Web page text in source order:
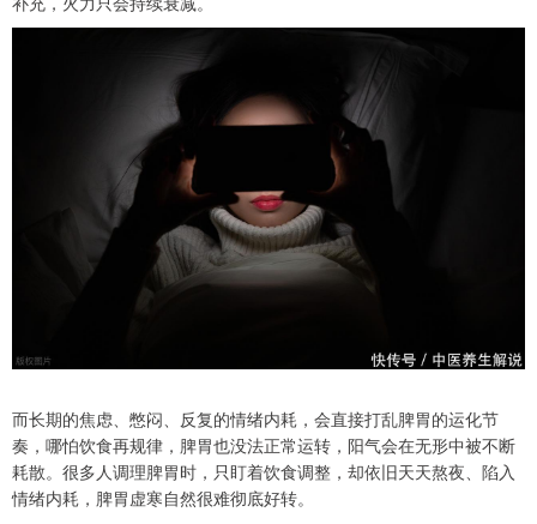
而长期的焦虑、憋闷、反复的情绪内耗，会直接打乱脾胃的运化节
奏，哪怕饮食再规律，脾胃也没法正常运转，阳气会在无形中被不断
耗散。很多人调理脾胃时，只盯着饮食调整，却依旧天天熬夜、陷入
情绪内耗，脾胃虚寒自然很难彻底好转。